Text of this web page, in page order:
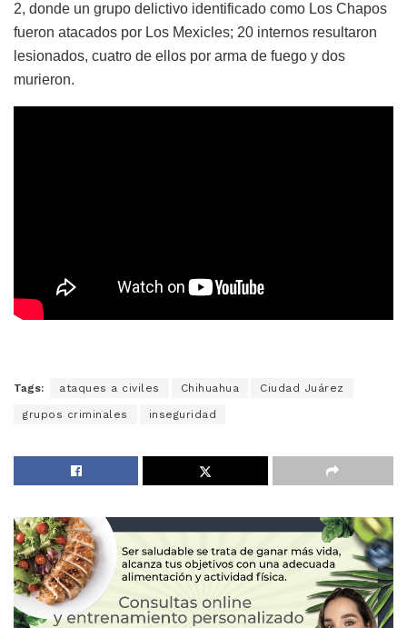
2, donde un grupo delictivo identificado como Los Chapos
fueron atacados por Los Mexicles; 20 internos resultaron
lesionados, cuatro de ellos por arma de fuego y dos
murieron.
Tags: ataques a civiles Chihuahua Ciudad Juárez
grupos criminales inseguridad